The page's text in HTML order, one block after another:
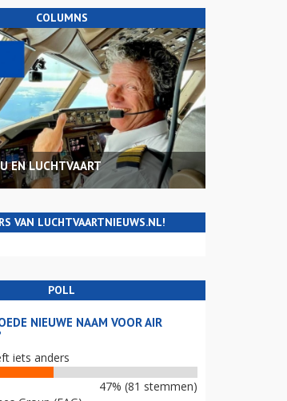
COLUMNS
EN LUCHTVAART
VAN LUCHTVAARTNIEUWS.NL!
POLL
NIEUWE NAAM VOOR AIR
iets anders
47% (81 stemmen)